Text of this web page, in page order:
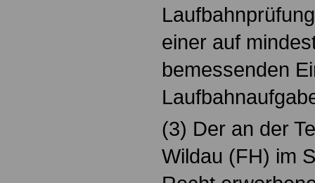
einer auf
bemessenden
(3) Der an der
Wildau (FH) im